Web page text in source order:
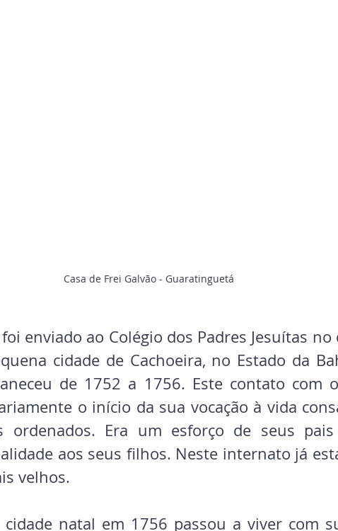
Casa de Frei Galvão - Guaratinguetá
enviado ao Colégio dos Padres Jesuítas
cidade de Cachoeira, no Estado da
de 1752 a 1756. Este contato com
o início da sua vocação à vida
ordenados. Era um esforço de seus
aos seus filhos. Neste internato já
velhos.
natal em 1756 passou a viver com